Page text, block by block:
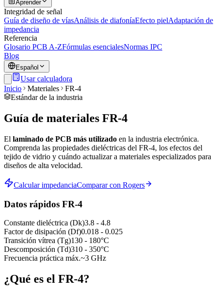
Aprender
Integridad de señal
Guía de diseño de víasAnálisis de diafoníaEfecto pielAdaptación de
impedancia
Referencia
Glosario PCB A-ZFórmulas esencialesNormas IPC
Blog
Español
Usar calculadora
Inicio
Materiales
FR-4
Estándar de la industria
Guía de materiales FR-4
El laminado de PCB más utilizado en la industria electrónica.
Comprenda las propiedades dieléctricas del FR-4, los efectos del
tejido de vidrio y cuándo actualizar a materiales especializados para
diseños de alta velocidad.
Calcular impedanciaComparar con Rogers
Datos rápidos FR-4
Constante dieléctrica (Dk)3.8 - 4.8
Factor de disipación (Df)0.018 - 0.025
Transición vítrea (Tg)130 - 180°C
Descomposición (Td)310 - 350°C
Frecuencia práctica máx.~3 GHz
¿Qué es el FR-4?